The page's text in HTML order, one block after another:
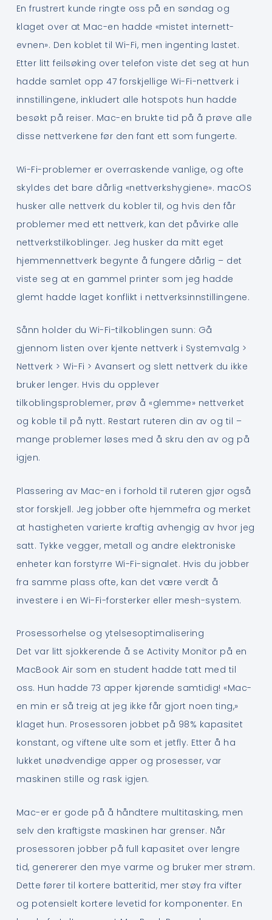
En frustrert kunde ringte oss på en søndag og
klaget over at Mac-en hadde «mistet internett-
evnen». Den koblet til Wi-Fi, men ingenting lastet.
Etter litt feilsøking over telefon viste det seg at hun
hadde samlet opp 47 forskjellige Wi-Fi-nettverk i
innstillingene, inkludert alle hotspots hun hadde
besøkt på reiser. Mac-en brukte tid på å prøve alle
disse nettverkene før den fant ett som fungerte.
Wi-Fi-problemer er overraskende vanlige, og ofte
skyldes det bare dårlig «nettverkshygiene». macOS
husker alle nettverk du kobler til, og hvis den får
problemer med ett nettverk, kan det påvirke alle
nettverkstilkoblinger. Jeg husker da mitt eget
hjemmennettverk begynte å fungere dårlig – det
viste seg at en gammel printer som jeg hadde
glemt hadde laget konflikt i nettverksinnstillingene.
Sånn holder du Wi-Fi-tilkoblingen sunn: Gå
gjennom listen over kjente nettverk i Systemvalg >
Nettverk > Wi-Fi > Avansert og slett nettverk du ikke
bruker lenger. Hvis du opplever
tilkoblingsproblemer, prøv å «glemme» nettverket
og koble til på nytt. Restart ruteren din av og til –
mange problemer løses med å skru den av og på
igjen.
Plassering av Mac-en i forhold til ruteren gjør også
stor forskjell. Jeg jobber ofte hjemmefra og merket
at hastigheten varierte kraftig avhengig av hvor jeg
satt. Tykke vegger, metall og andre elektroniske
enheter kan forstyrre Wi-Fi-signalet. Hvis du jobber
fra samme plass ofte, kan det være verdt å
investere i en Wi-Fi-forsterker eller mesh-system.
Prosessorhelse og ytelsesoptimalisering
Det var litt sjokkerende å se Activity Monitor på en
MacBook Air som en student hadde tatt med til
oss. Hun hadde 73 apper kjørende samtidig! «Mac-
en min er så treig at jeg ikke får gjort noen ting,»
klaget hun. Prosessoren jobbet på 98% kapasitet
konstant, og viftene ulte som et jetfly. Etter å ha
lukket unødvendige apper og prosesser, var
maskinen stille og rask igjen.
Mac-er er gode på å håndtere multitasking, men
selv den kraftigste maskinen har grenser. Når
prosessoren jobber på full kapasitet over lengre
tid, genererer den mye varme og bruker mer strøm.
Dette fører til kortere batteritid, mer støy fra vifter
og potensielt kortere levetid for komponenter. En